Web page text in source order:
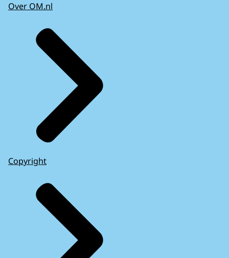
Over OM.nl
Copyright